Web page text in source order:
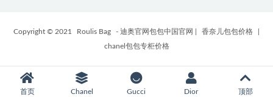
Copyright © 2021 Roulis Bag - 迪奥官网包包中国官网 香奈儿包包价格
chanel包包专柜价格
首页 Chanel Gucci Dior 顶部